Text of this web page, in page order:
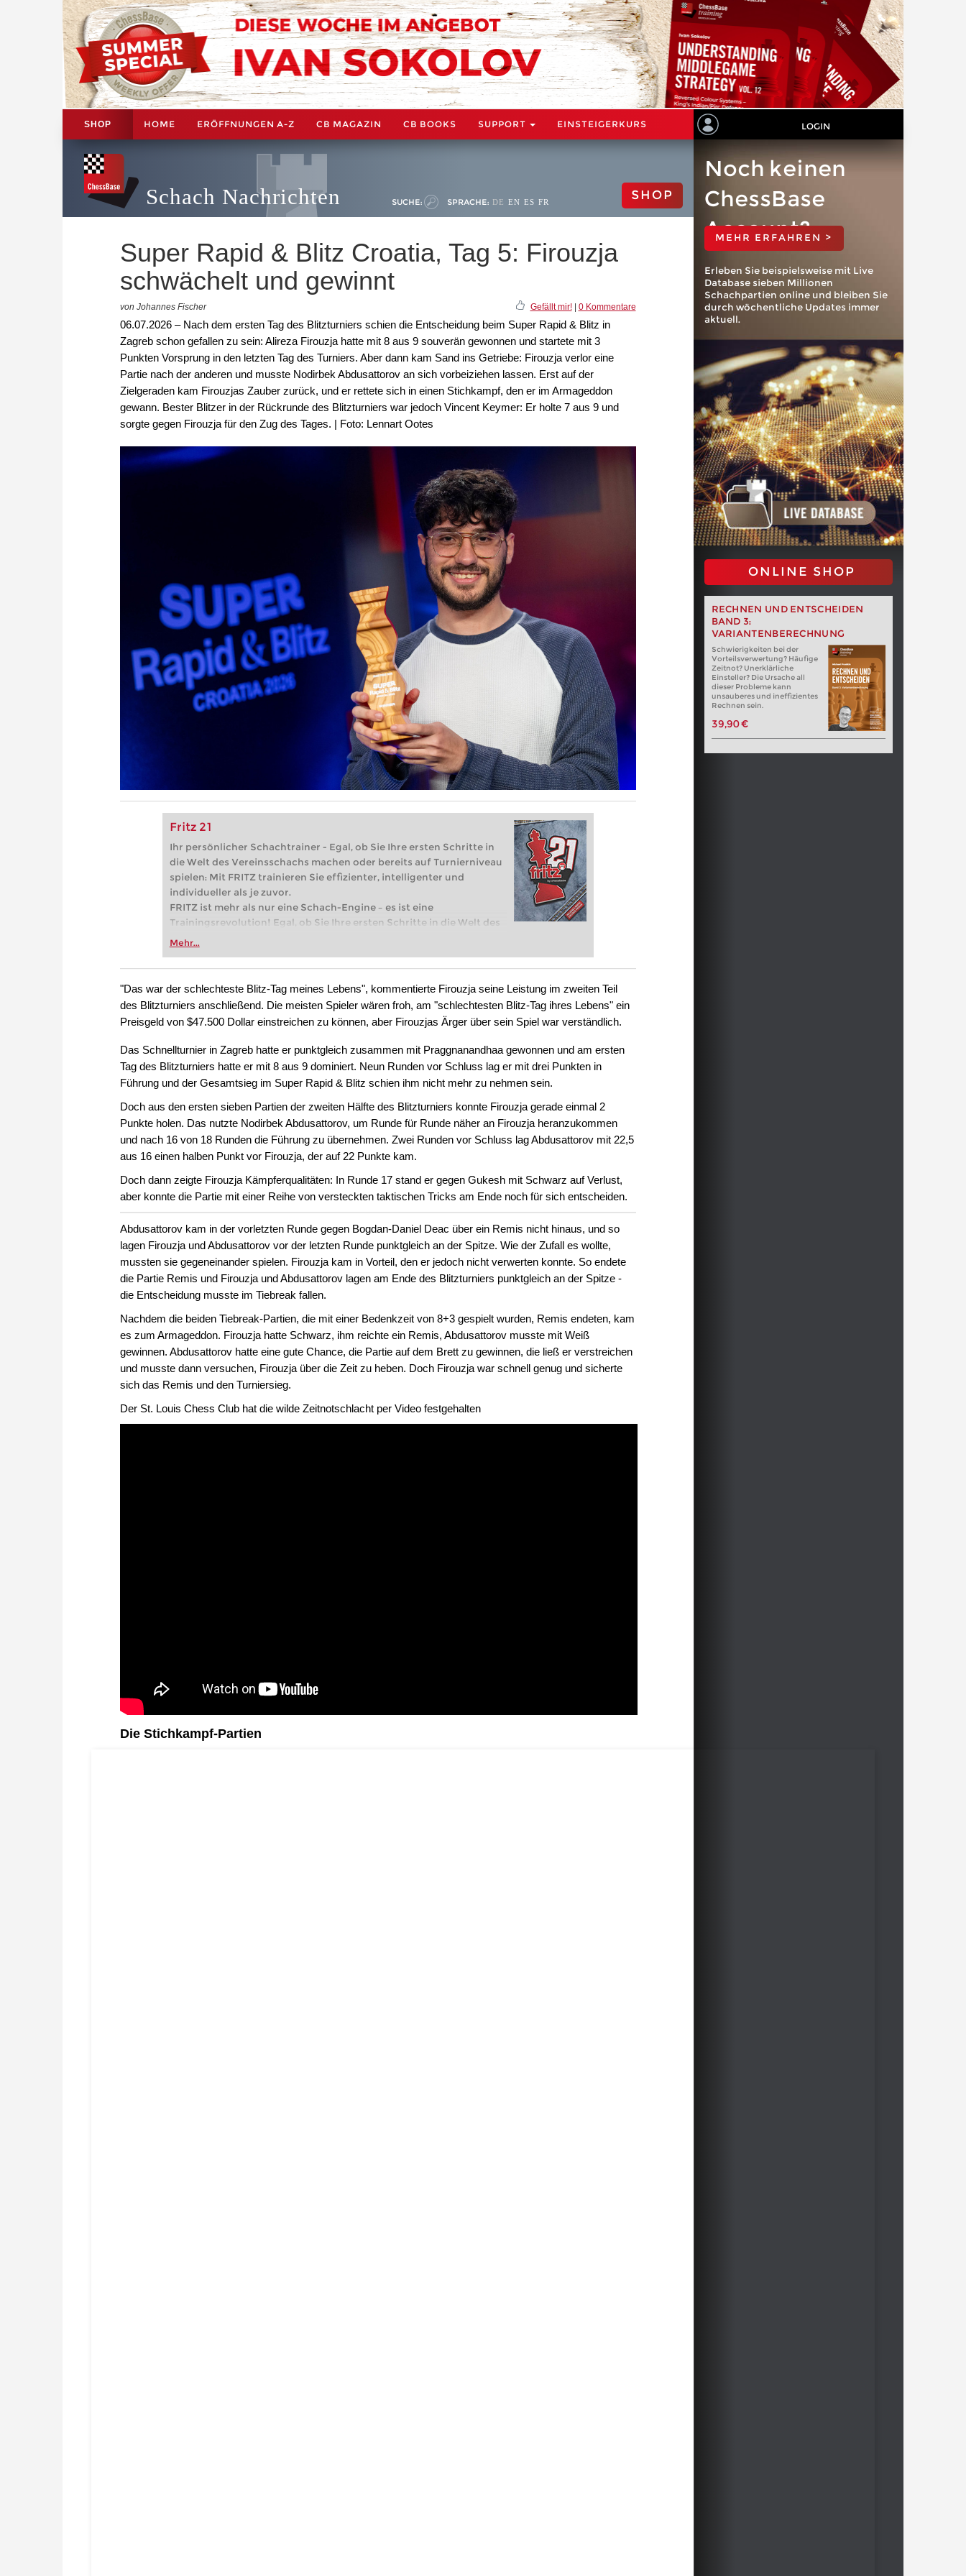
SHOP HOME ERÖFFNUNGEN A-Z CB MAGAZIN CB BOOKS SUPPORT EINSTEIGERKURS LOGIN
Schach Nachrichten SUCHE: SPRACHE: DE EN ES FR SHOP
Super Rapid & Blitz Croatia, Tag 5: Firouzja
schwächelt und gewinnt
von Johannes Fischer Gefällt mir!| 0 Kommentare
06.07.2026 – Nach dem ersten Tag des Blitzturniers schien die Entscheidung beim Super Rapid & Blitz in
Zagreb schon gefallen zu sein: Alireza Firouzja hatte mit 8 aus 9 souverän gewonnen und startete mit 3
Punkten Vorsprung in den letzten Tag des Turniers. Aber dann kam Sand ins Getriebe: Firouzja verlor eine
Partie nach der anderen und musste Nodirbek Abdusattorov an sich vorbeiziehen lassen. Erst auf der
Zielgeraden kam Firouzjas Zauber zurück, und er rettete sich in einen Stichkampf, den er im Armageddon
gewann. Bester Blitzer in der Rückrunde des Blitzturniers war jedoch Vincent Keymer: Er holte 7 aus 9 und
sorgte gegen Firouzja für den Zug des Tages. | Foto: Lennart Ootes
Fritz 21
Ihr persönlicher Schachtrainer - Egal, ob Sie Ihre ersten Schritte in
die Welt des Vereinsschachs machen oder bereits auf Turnierniveau
spielen: Mit FRITZ trainieren Sie effizienter, intelligenter und
individueller als je zuvor.
FRITZ ist mehr als nur eine Schach-Engine – es ist eine
Trainingsrevolution! Egal, ob Sie Ihre ersten Schritte in die Welt des
Vereinsschachs machen oder bereits auf Turnierniveau spielen: Mit
zuvor.
Mehr...
Noch keinen
ChessBase
Account?
MEHR ERFAHREN >
Erleben Sie beispielsweise mit Live
Database sieben Millionen
Schachpartien online und bleiben Sie
durch wöchentliche Updates immer
aktuell.
ONLINE SHOP
RECHNEN UND ENTSCHEIDEN
BAND 3:
VARIANTENBERECHNUNG
Schwierigkeiten bei der
Vorteilsverwertung? Häufige
Zeitnot? Unerklärliche
Einsteller? Die Ursache all
dieser Probleme kann
unsauberes und ineffizientes
Rechnen sein.
39,90 €
"Das war der schlechteste Blitz-Tag meines Lebens", kommentierte Firouzja seine Leistung im zweiten Teil
des Blitzturniers anschließend. Die meisten Spieler wären froh, am "schlechtesten Blitz-Tag ihres Lebens" ein
Preisgeld von $47.500 Dollar einstreichen zu können, aber Firouzjas Ärger über sein Spiel war verständlich.
Das Schnellturnier in Zagreb hatte er punktgleich zusammen mit Praggnanandhaa gewonnen und am ersten
Tag des Blitzturniers hatte er mit 8 aus 9 dominiert. Neun Runden vor Schluss lag er mit drei Punkten in
Führung und der Gesamtsieg im Super Rapid & Blitz schien ihm nicht mehr zu nehmen sein.
Doch aus den ersten sieben Partien der zweiten Hälfte des Blitzturniers konnte Firouzja gerade einmal 2
Punkte holen. Das nutzte Nodirbek Abdusattorov, um Runde für Runde näher an Firouzja heranzukommen
und nach 16 von 18 Runden die Führung zu übernehmen. Zwei Runden vor Schluss lag Abdusattorov mit 22,5
aus 16 einen halben Punkt vor Firouzja, der auf 22 Punkte kam.
Doch dann zeigte Firouzja Kämpferqualitäten: In Runde 17 stand er gegen Gukesh mit Schwarz auf Verlust,
aber konnte die Partie mit einer Reihe von versteckten taktischen Tricks am Ende noch für sich entscheiden.
Abdusattorov kam in der vorletzten Runde gegen Bogdan-Daniel Deac über ein Remis nicht hinaus, und so
lagen Firouzja und Abdusattorov vor der letzten Runde punktgleich an der Spitze. Wie der Zufall es wollte,
mussten sie gegeneinander spielen. Firouzja kam in Vorteil, den er jedoch nicht verwerten konnte. So endete
die Partie Remis und Firouzja und Abdusattorov lagen am Ende des Blitzturniers punktgleich an der Spitze -
die Entscheidung musste im Tiebreak fallen.
Nachdem die beiden Tiebreak-Partien, die mit einer Bedenkzeit von 8+3 gespielt wurden, Remis endeten, kam
es zum Armageddon. Firouzja hatte Schwarz, ihm reichte ein Remis, Abdusattorov musste mit Weiß
gewinnen. Abdusattorov hatte eine gute Chance, die Partie auf dem Brett zu gewinnen, die ließ er verstreichen
und musste dann versuchen, Firouzja über die Zeit zu heben. Doch Firouzja war schnell genug und sicherte
sich das Remis und den Turniersieg.
Der St. Louis Chess Club hat die wilde Zeitnotschlacht per Video festgehalten
Die Stichkampf-Partien